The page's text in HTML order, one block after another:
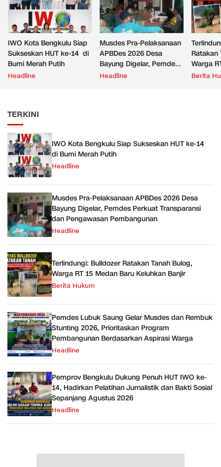
IWO Kota Bengkulu Siap
Sukseskan HUT ke-14 di
Bumi Merah Putih
Headline
Musdes Pra-Pelaksanaan
APBDes 2026 Desa
Bayung Digelar, Pemdes
Perkuat Transparansi dan
Headline
Ratakan
Warga
Berita
TERKINI
IWO Kota Bengkulu Siap Sukseskan HUT ke-14
di Bumi Merah Putih
Headline
Musdes Pra-Pelaksanaan APBDes 2026 Desa
Bayung Digelar, Pemdes Perkuat Transparansi
dan Pengawasan Pembangunan
Headline
Terlindungi: Bulldozer Ratakan Tanah Bulog,
Warga RT 15 Medan Baru Keluhkan Banjir
Berita Hukum
Pemdes Lubuk Saung Gelar Musdes dan Rembuk
Stunting 2026, Prioritaskan Program
Pembangunan Berdasarkan Aspirasi Warga
Headline
Pemprov Bengkulu Dukung Penuh HUT IWO ke-
14, Hadirkan Pelatihan Jurnalistik dan Bakti Sosial
Sepanjang Agustus 2026
Headline